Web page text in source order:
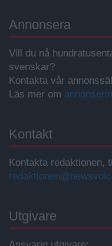
Annonsera
Vill du nå
svenskar?
Kontakta vår
Läs mer om
Kontakt
Kontakta redaktionen,
Utgivare